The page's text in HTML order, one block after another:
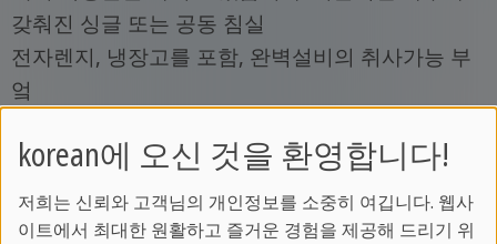
갖춰진 싱글 또는 공동 침실
전자렌지, 냉장고를 포함, 완벽설비의 취사가능 부
엌
집적 취사
정기적인 청소 서비스
학교 바로 옆에 위치
korean에 오신 것을 환영합니다!
저희는 신뢰와 고객님의 개인정보를 소중히 여깁니다. 웹사
이트에서 최대한 원활하고 즐거운 경험을 제공해 드리기 위